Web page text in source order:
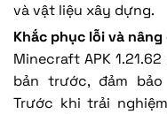
và vật liệu xây dựng.
Khắc phục lỗi và
Minecraft APK
bản trước, đảm
Trước khi trải